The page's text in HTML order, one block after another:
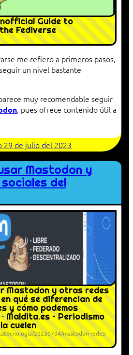
Guide to
Fediverse
me refiero a primeros pasos,
un nivel bastante
muy recomendable seguir
, pues ofrece contenido útil a
29 de julio del 2023
Mastodon y
del
Mastodon y otras redes
qué se diferencian de
y cómo podemos
Maldita.es – Periodismo
cuelen
20230704/mastodon-redes-